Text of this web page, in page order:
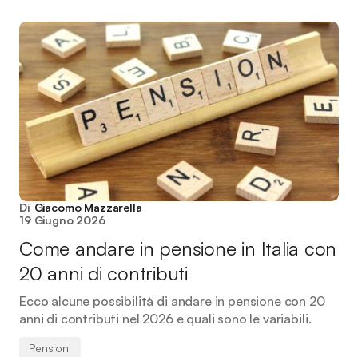
Di Giacomo Mazzarella
19 Giugno 2026
Come andare in pensione in Italia con
20 anni di contributi
Ecco alcune possibilità di andare in pensione con 20
anni di contributi nel 2026 e quali sono le variabili.
Pensioni